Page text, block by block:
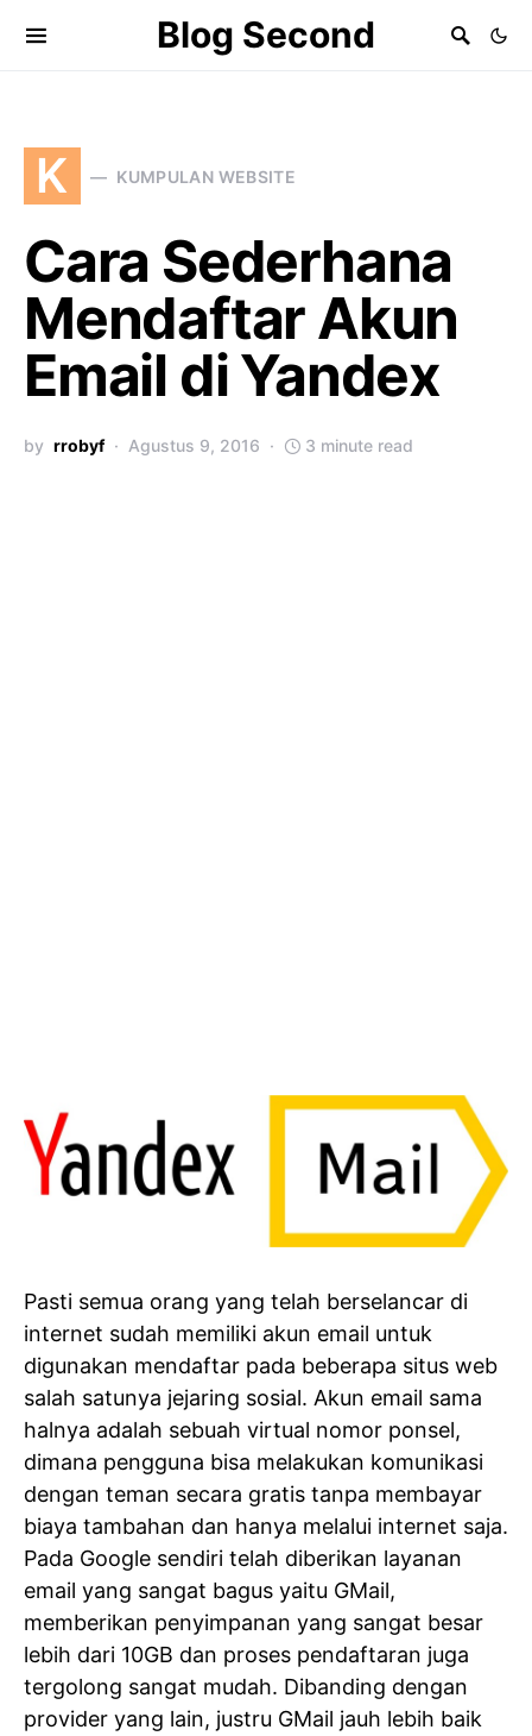
Blog Second
K KUMPULAN WEBSITE
Cara Sederhana
Mendaftar Akun
Email di Yandex
by rrobyf Agustus 9, 2016 3 minute read
Pasti semua orang yang telah berselancar di
internet sudah memiliki akun email untuk
digunakan mendaftar pada beberapa situs web
salah satunya jejaring sosial. Akun email sama
halnya adalah sebuah virtual nomor ponsel,
dimana pengguna bisa melakukan komunikasi
dengan teman secara gratis tanpa membayar
biaya tambahan dan hanya melalui internet saja.
Pada Google sendiri telah diberikan layanan
email yang sangat bagus yaitu GMail,
memberikan penyimpanan yang sangat besar
lebih dari 10GB dan proses pendaftaran juga
tergolong sangat mudah. Dibanding dengan
provider yang lain, justru GMail jauh lebih baik